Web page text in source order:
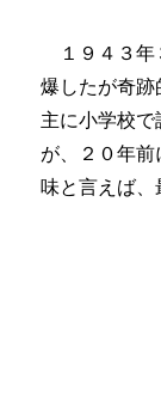
１９４３年
爆したが奇
主に小学校
が、２０年
味と言えば、